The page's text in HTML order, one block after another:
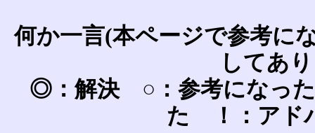
何か一言(本ページで参考に
してあ
◎：解決 ○：参考になっ
た ！：アド